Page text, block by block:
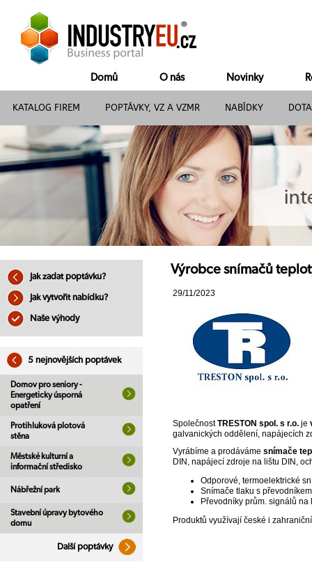
Domů O nás Novinky
KATALOG FIREM POPTÁVKY, VZ A VZMR NABÍDKY
Jak zadat poptávku?
Jak vytvořit nabídku?
Naše výhody
5 nejnovějších poptávek
Domov pro seniory -
Energeticky úsporná
opatření
Protihluková plotová
stěna
Městské kulturní a
informační středisko
Nábřežní park
Stavební úpravy bytového
domu
Další poptávky
Výrobce snímačů
29/11/2023
SpolečnostTRESTON spol. s r.o. je
galvanických oddělení, napájecích
Vyrábíme a prodáváme snímače
DIN, napájecí zdroje na lištu DIN,
Odporové, termoelektrické
Snímače tlaku s
Převodníky prům. signálů na
Produktů využívají české i